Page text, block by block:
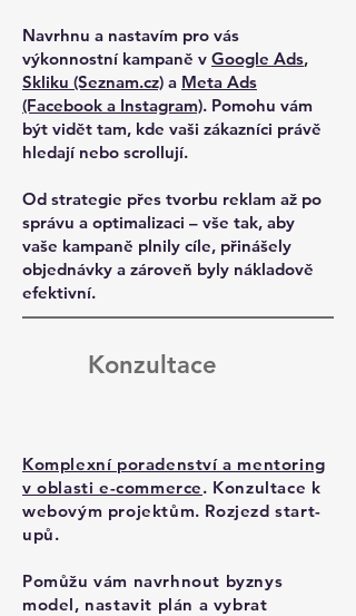
Navrhnu a nastavím pro vás
výkonnostní kampaně v Google Ads,
Skliku (Seznam.cz) a Meta Ads
(Facebook a Instagram). Pomohu vám
být vidět tam, kde vaši zákazníci právě
hledají nebo scrollují.
Od strategie přes tvorbu reklam až po
správu a optimalizaci – vše tak, aby
vaše kampaně plnily cíle, přinášely
objednávky a zároveň byly nákladově
efektivní.
Konzultace
Komplexní poradenství a mentoring
v oblasti e-commerce. Konzultace k
webovým projektům. Rozjezd start-
upů.
Pomůžu vám navrhnout byznys
model, nastavit plán a vybrat